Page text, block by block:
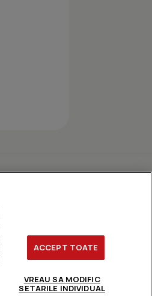
ACCEPT TOATE
VREAU SA MODIFIC
SETARILE INDIVIDUAL